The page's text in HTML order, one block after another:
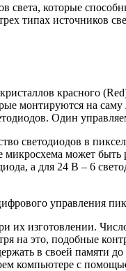
которые
типах источников
красного
монтируются на
Один
светодиодов в
микросхема может
а для 24 В – 6
управления
их изготовлении.
на это, подобные
в своей памяти
компьютере с